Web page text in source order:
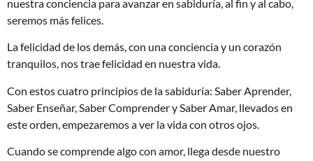
nuestra conciencia para avanzar en sabiduría, al fin y al cabo,
seremos más felices.
La felicidad de los demás, con una conciencia y un corazón
tranquilos, nos trae felicidad en nuestra vida.
Con estos cuatro principios de la sabiduría: Saber Aprender,
Saber Enseñar, Saber Comprender y Saber Amar, llevados en
este orden, empezaremos a ver la vida con otros ojos.
Cuando se comprende algo con amor, llega desde nuestro